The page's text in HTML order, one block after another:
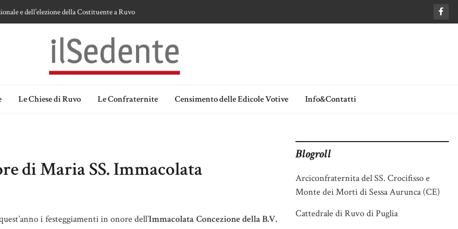
e dell’elezione della Costituente a Ruvo
Madonna delle Grazie di Ruvo di Puglia
Ipotesi e memorie.
Le Chiese di Ruvo Le Confraternite Censimento delle Edicole Votive Info&Contatti
di Maria SS. Immacolata
i festeggiamenti in onore dell’Immacolata Concezione della B.V.
Blogroll
Arciconfraternita del SS. Crocifisso e
Monte dei Morti di Sessa Aurunca (CE)
Cattedrale di Ruvo di Puglia